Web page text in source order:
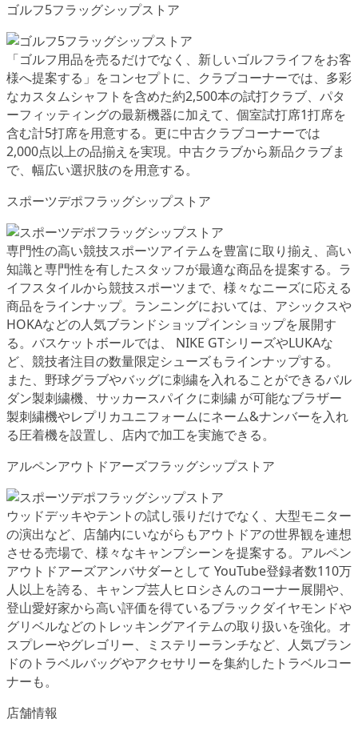
ゴルフ5フラッグシップストア
「ゴルフ用品を売るだけでなく、新しいゴルフライフをお客
様へ提案する」をコンセプトに、クラブコーナーでは、多彩
なカスタムシャフトを含めた約2,500本の試打クラブ、パタ
ーフィッティングの最新機器に加えて、個室試打席1打席を
含む計5打席を用意する。更に中古クラブコーナーでは
2,000点以上の品揃えを実現。中古クラブから新品クラブま
で、幅広い選択肢のを用意する。
スポーツデポフラッグシップストア
専門性の高い競技スポーツアイテムを豊富に取り揃え、高い
知識と専門性を有したスタッフが最適な商品を提案する。ラ
イフスタイルから競技スポーツまで、様々なニーズに応える
商品をラインナップ。ランニングにおいては、アシックスや
HOKAなどの人気ブランドショップインショップを展開す
る。バスケットボールでは、 NIKE GTシリーズやLUKAな
ど、競技者注目の数量限定シューズもラインナップする。
また、野球グラブやバッグに刺繍を入れることができるバル
ダン製刺繍機、サッカースパイクに刺繍 が可能なブラザー
製刺繍機やレプリカユニフォームにネーム&ナンバーを入れ
る圧着機を設置し、店内で加工を実施できる。
アルペンアウトドアーズフラッグシップストア
ウッドデッキやテントの試し張りだけでなく、大型モニター
の演出など、店舗内にいながらもアウトドアの世界観を連想
させる売場で、様々なキャンプシーンを提案する。アルペン
アウトドアーズアンバサダーとして YouTube登録者数110万
人以上を誇る、キャンプ芸人ヒロシさんのコーナー展開や、
登山愛好家から高い評価を得ているブラックダイヤモンドや
グリベルなどのトレッキングアイテムの取り扱いを強化。オ
スプレーやグレゴリー、ミステリーランチなど、人気ブラン
ドのトラベルバッグやアクセサリーを集約したトラベルコー
ナーも。
店舗情報